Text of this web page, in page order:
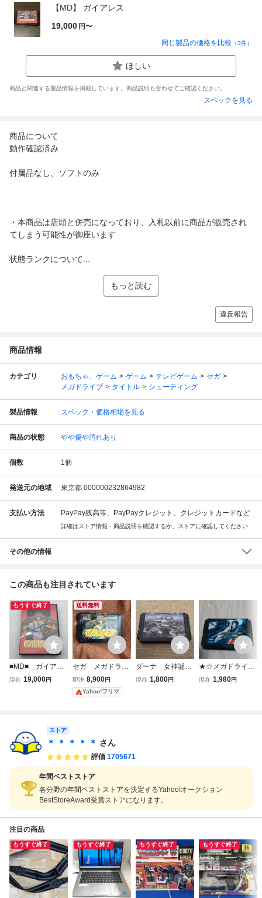
【MD】 ガイアレス
19,000 円〜
同じ製品の価格を比較 （3件）
ほしい
商品と関連する製品情報を掲載しています。商品説明も合わせてご確認ください。
スペックを見る
商品について
動作確認済み
付属品なし、ソフトのみ
・本商品は店頭と併売になっており、入札以前に商品が販売され
てしまう可能性が御座います
状態ランクについて...
もっと読む
違反報告
商品情報
カテゴリ おもちゃ、ゲーム ゲーム テレビゲーム
セガ
メガドライブ
タイトル シューティング
製品情報 スペック・価格相場を見る
商品の状態 やや傷や汚れあり
個数 1個
発送元の地域 東京都 000000232864982
支払い方法 PayPay残高等、PayPayクレジット、クレジットカードなど
詳細はストア情報・商品説明を確認するか、ストアに確認してください
その他の情報
この商品も注目されています
もうすぐ終了
■MD■ ガイアレ
ス /MD029
現在 19,000円
送料無料
セガ メガドライ
ブ ガイアレス
ソフトのみ
即決 8,900円
Yahoo!フリマ
ダーナ 女神誕
生 メガドライブ
現在 1,800円
★☆メガドライブ
ソフト ウィップ
現在 1,980円
ストア
＊ ＊ ＊ ＊ ＊ さん
評価 1705671
年間ベストストア
各分野の年間ベストストアを決定するYahoo!オークション
BestStoreAward受賞ストアになります。
注目の商品
もうすぐ終了 もうすぐ終了 もうすぐ終了 もうすぐ終了